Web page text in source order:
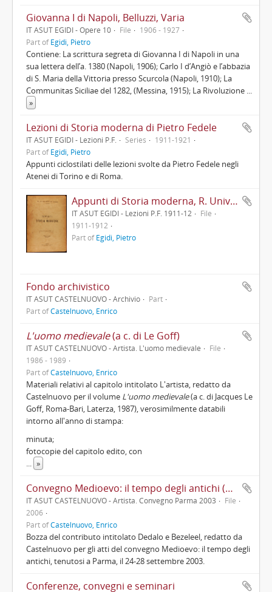
Giovanna I di Napoli, Belluzzi, Varia
IT ASUT EGIDI - Opere 10 File
1906 - 1927
Part ofEgidi, Pietro
Contiene: La scrittura segreta di Giovanna I di Napoli in una
sua lettera dell’a. 1380 (Napoli, 1906); Carlo I d’Angiò e l’abbazia
di S. Maria della Vittoria presso Scurcola (Napoli, 1910); La
Communitas Siciliae del 1282, (Messina, 1915); La Rivoluzione ...
»
Lezioni di Storia moderna di Pietro Fedele
IT ASUT EGIDI - Lezioni P.F. Series
1911-1921
Part ofEgidi, Pietro
Appunti ciclostilati delle lezioni svolte da Pietro Fedele negli
Atenei di Torino e di Roma.
Appunti di Storia moderna, R. Università di Torino
IT ASUT EGIDI - Lezioni P.F. 1911-12
File
1911-1912
Part ofEgidi, Pietro
Fondo archivistico
IT ASUT CASTELNUOVO - Archivio
Part
Part ofCastelnuovo, Enrico
L'uomo medievale(a c. di Le Goff)
IT ASUT CASTELNUOVO - Artista. L'uomo medievale
File
1986 - 1989
Part ofCastelnuovo, Enrico
Materiali relativi al capitolo intitolato L'artista, redatto da
Castelnuovo per il volume L'uomo medievale(a c. di Jacques Le
Goff, Roma-Bari, Laterza, 1987), verosimilmente databili
intorno all'anno di stampa:
minuta;
fotocopie del capitolo edito, con
... »
Convegno Medioevo: il tempo degli antichi (Parma, 24-28 settembre 2003)
IT ASUT CASTELNUOVO - Artista. Convegno Parma 2003
File
2006
Part ofCastelnuovo, Enrico
Bozza del contributo intitolato Dedalo e Bezeleel, redatto da
Castelnuovo per gli atti del convegno Medioevo: il tempo degli
antichi, tenutosi a Parma, il 24-28 settembre 2003.
Conferenze, convegni e seminari